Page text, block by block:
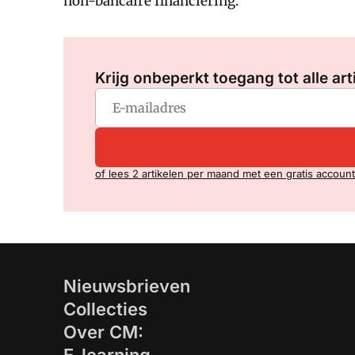
Krijg onbeperkt toegang tot alle
of lees 2 artikelen per maand met een gratis account
Nieuwsbrieven
Collecties
Over CM: